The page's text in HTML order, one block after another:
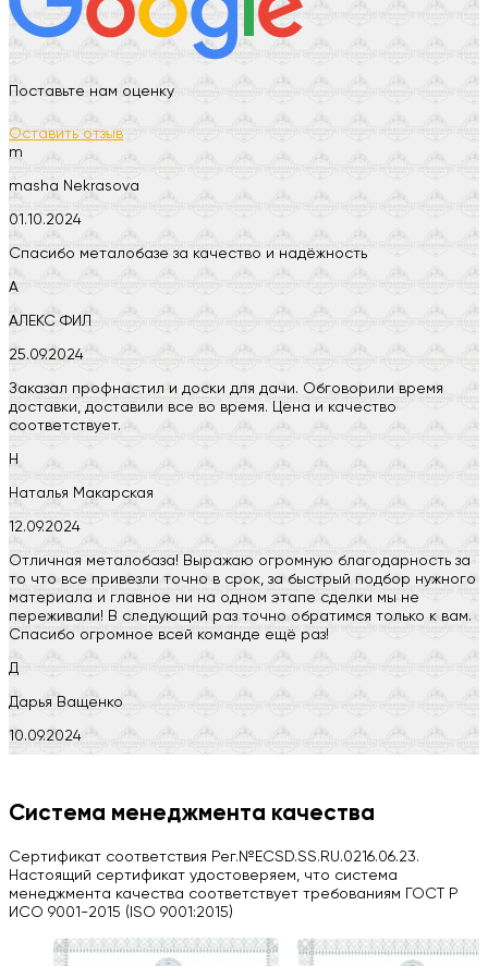
Поставьте нам оценку
Оставить отзыв
m
masha Nekrasova
01.10.2024
Спасибо металобазе за качество и надёжность
А
АЛЕКС ФИЛ
25.09.2024
Заказал профнастил и доски для дачи. Обговорили время
доставки, доставили все во время. Цена и качество
соответствует.
Н
Наталья Макарская
12.09.2024
Отличная металобаза! Выражаю огромную благодарность за
то что все привезли точно в срок, за быстрый подбор нужного
материала и главное ни на одном этапе сделки мы не
переживали! В следующий раз точно обратимся только к вам.
Спасибо огромное всей команде ещё раз!
Д
Дарья Ващенко
10.09.2024
H
03.09.2024
Вся работа выполнена в срок. Всем рекомендую
Больше отзывов на Google Maps
Система менеджмента качества
Сертификат соответствия Рег.№ECSD.SS.RU.0216.06.23.
Настоящий сертификат удостоверяем, что система
менеджмента качества соответствует требованиям ГОСТ Р
ИСО 9001-2015 (ISO 9001:2015)